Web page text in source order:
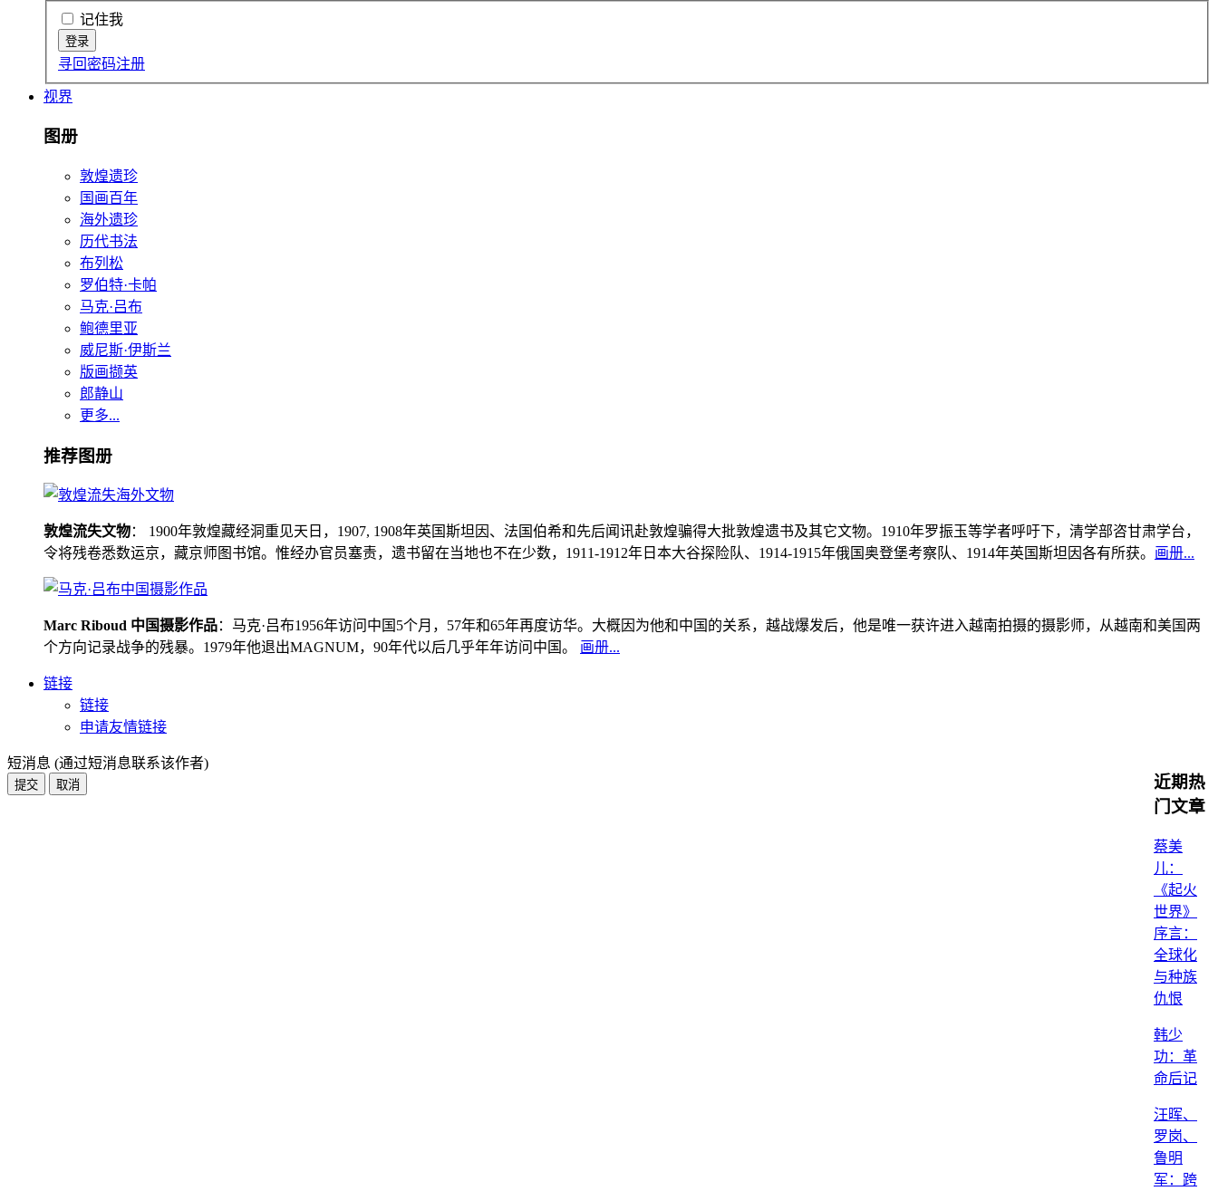
记住我
寻回密码注册
视界
图册
敦煌遗珍
国画百年
海外遗珍
历代书法
布列松
罗伯特·卡帕
马克·吕布
鲍德里亚
威尼斯·伊斯兰
版画撷英
郎静山
更多...
推荐图册
敦煌流失文物： 1900年敦煌藏经洞重见天日，1907, 1908年英国斯坦因、法国伯希和先后闻讯赴敦煌骗得大批敦煌遗书及其它文物。1910年罗振玉等学者呼吁下，清学部咨甘肃学台，
令将残卷悉数运京，藏京师图书馆。惟经办官员塞责，遗书留在当地也不在少数，1911-1912年日本大谷探险队、1914-1915年俄国奥登堡考察队、1914年英国斯坦因各有所获。 画册...
Marc Riboud 中国摄影作品：马克·吕布1956年访问中国5个月，57年和65年再度访华。大概因为他和中国的关系，越战爆发后，他是唯一获许进入越南拍摄的摄影师，从越南和美国两
个方向记录战争的残暴。1979年他退出MAGNUM，90年代以后几乎年年访问中国。 画册...
链接
链接
申请友情链接
短消息 (通过短消息联系该作者)
近期热
门文章
蔡美
儿：
《起火
世界》
序言：
全球化
与种族
仇恨
韩少
功：革
命后记
汪晖、
罗岗、
鲁明
军：跨